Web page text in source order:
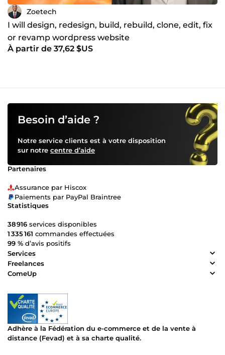
Zoetech
I will design, redesign, build, rebuild, clone, edit, fix
or revamp wordpress website
À partir de 37,62 $US
Besoin d’aide ?
Notre service clients est à votre disposition
sur notre centre d’aide
Partenaires
Assurance par Hiscox
Paiements par PayPal Braintree
Statistiques
38 916 services disponibles
1 335 161 commandes effectuées
99 % d’avis positifs
Services
Freelances
ComeUp
Adhère à la Fédération du e-commerce et de la vente à
distance (Fevad) et à sa charte qualité.